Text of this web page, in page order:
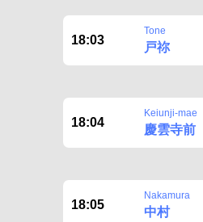
18:03
Tone
戸祢
18:04
Keiunji-mae
慶雲寺前
18:05
Nakamura
中村